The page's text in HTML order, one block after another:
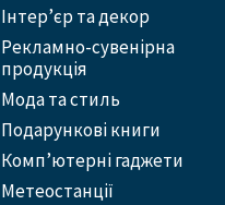
Інтер’єр та декор
Рекламно-сувенірна
продукція
Мода та стиль
Подарункові книги
Комп’ютерні гаджети
Метеостанції